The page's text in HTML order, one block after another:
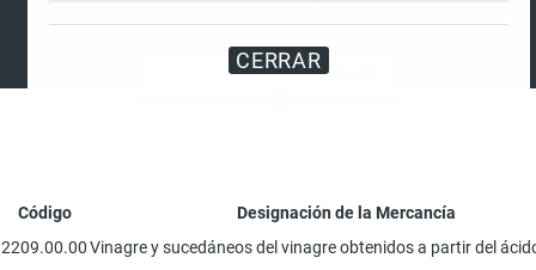
CERRAR
SUSCRIBIRSE
ANUNCIAR
Código
Designación de la Mercancía
2209.00.00Vinagre y sucedáneos del vinagre obtenidos a partir del